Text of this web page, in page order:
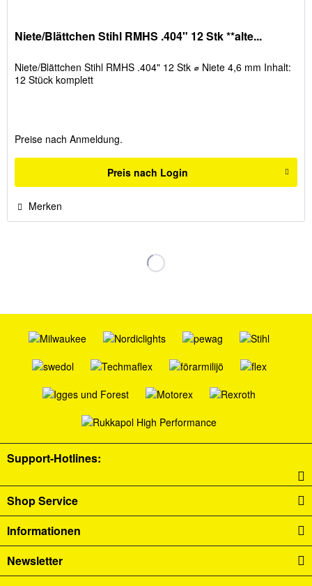
Niete/Blättchen Stihl RMHS .404" 12 Stk **alte...
Niete/Blättchen Stihl RMHS .404" 12 Stk ⌀ Niete 4,6 mm Inhalt:
12 Stück komplett
Preise nach Anmeldung.
Preis nach Login
Merken
Support-Hotlines:
Shop Service
Informationen
Newsletter